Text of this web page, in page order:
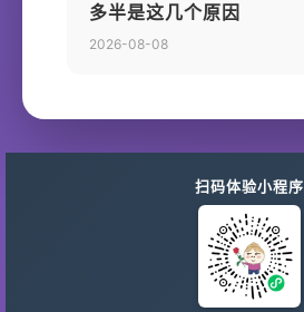
多半是这几个原因
2026-08-08
扫码体验小程序